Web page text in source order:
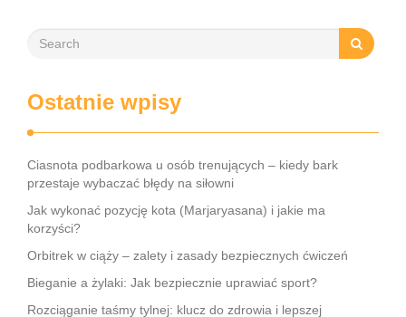
Ostatnie wpisy
Ciasnota podbarkowa u osób trenujących – kiedy bark
przestaje wybaczać błędy na siłowni
Jak wykonać pozycję kota (Marjaryasana) i jakie ma
korzyści?
Orbitrek w ciąży – zalety i zasady bezpiecznych ćwiczeń
Bieganie a żylaki: Jak bezpiecznie uprawiać sport?
Rozciąganie taśmy tylnej: klucz do zdrowia i lepszej